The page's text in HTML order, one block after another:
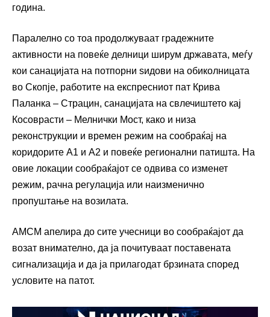
година.
Паралелно со тоа продолжуваат градежните
активности на повеќе делници ширум државата, меѓу
кои санацијата на потпорни ѕидови на обиколницата
во Скопје, работите на експресниот пат Крива
Паланка – Страцин, санацијата на свлечиштето кај
Косоврасти – Мелнички Мост, како и низа
реконструкции и времен режим на сообраќај на
коридорите А1 и А2 и повеќе регионални патишта. На
овие локации сообраќајот се одвива со изменет
режим, рачна регулација или наизменично
пропуштање на возилата.
АМСМ апелира до сите учесници во сообраќајот да
возат внимателно, да ја почитуваат поставената
сигнализација и да ја прилагодат брзината според
условите на патот.